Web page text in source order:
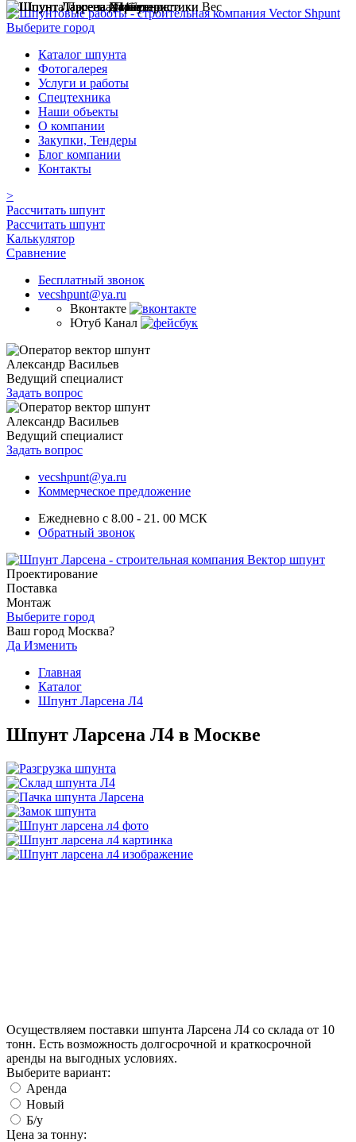
Выберите город
Каталог шпунта
Фотогалерея
Услуги и работы
Спецтехника
Наши объекты
О компании
Закупки, Тендеры
Блог компании
Контакты
>
Рассчитать шпунт
Рассчитать шпунт
Калькулятор
Сравнение
Бесплатный звонок
vecshpunt@ya.ru
Вконтакте
Ютуб Канал
Александр Васильев
Ведущий специалист
Задать вопрос
Александр Васильев
Ведущий специалист
Задать вопрос
vecshpunt@ya.ru
Коммерческое предложение
Ежедневно с 8.00 - 21. 00 МСК
Обратный звонок
Проектирование
Поставка
Монтаж
Выберите город
Ваш город Москва?
Да Изменить
Главная
Каталог
Шпунт Ларсена Л4
Шпунт Ларсена Л4 в Москве
Осуществляем поставки шпунта Ларсена Л4 со склада от 10
тонн. Есть возможность долгосрочной и краткосрочной
аренды на выгодных условиях.
Выберите вариант:
Аренда
Новый
Б/у
Цена за тонну: